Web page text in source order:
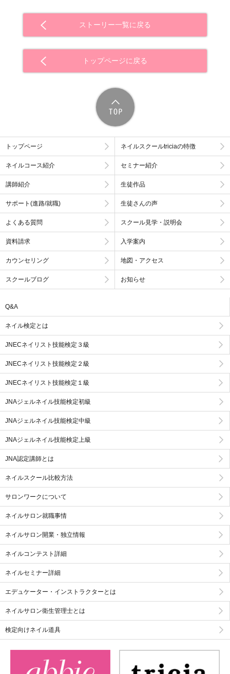
ストーリー一覧に戻る
トップページに戻る
トップページ ネイルスクールtriciaの特徴
ネイルコース紹介 セミナー紹介
講師紹介 生徒作品
サポート(進路/就職) 生徒さんの声
よくある質問 スクール見学・説明会
資料請求 入学案内
カウンセリング 地図・アクセス
スクールブログ お知らせ
Q&A
ネイル検定とは
JNECネイリスト技能検定３級
JNECネイリスト技能検定２級
JNECネイリスト技能検定１級
JNAジェルネイル技能検定初級
JNAジェルネイル技能検定中級
JNAジェルネイル技能検定上級
JNA認定講師とは
ネイルスクール比較方法
サロンワークについて
ネイルサロン就職事情
ネイルサロン開業・独立情報
ネイルコンテスト詳細
ネイルセミナー詳細
エデュケーター・インストラクターとは
ネイルサロン衛生管理士とは
検定向けネイル道具